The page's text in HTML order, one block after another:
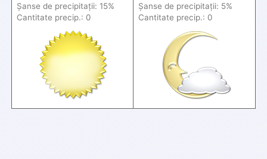
Șanse de precipitații: 15%
Cantitate precip.: 0
Șanse de precipitații: 5%
Cantitate precip.: 0